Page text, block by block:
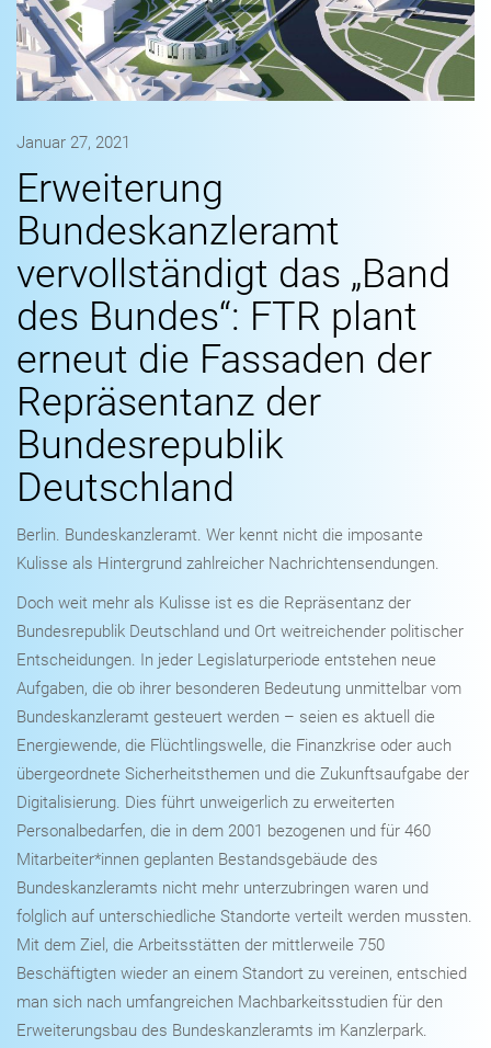
Januar 27, 2021
Erweiterung
Bundeskanzleramt
vervollständigt das „Band
des Bundes“: FTR plant
erneut die Fassaden der
Repräsentanz der
Bundesrepublik
Deutschland
Berlin. Bundeskanzleramt. Wer kennt nicht die imposante
Kulisse als Hintergrund zahlreicher Nachrichtensendungen.
Doch weit mehr als Kulisse ist es die Repräsentanz der
Bundesrepublik Deutschland und Ort weitreichender politischer
Entscheidungen. In jeder Legislaturperiode entstehen neue
Aufgaben, die ob ihrer besonderen Bedeutung unmittelbar vom
Bundeskanzleramt gesteuert werden – seien es aktuell die
Energiewende, die Flüchtlingswelle, die Finanzkrise oder auch
übergeordnete Sicherheitsthemen und die Zukunftsaufgabe der
Digitalisierung. Dies führt unweigerlich zu erweiterten
Personalbedarfen, die in dem 2001 bezogenen und für 460
Mitarbeiter*innen geplanten Bestandsgebäude des
Bundeskanzleramts nicht mehr unterzubringen waren und
folglich auf unterschiedliche Standorte verteilt werden mussten.
Mit dem Ziel, die Arbeitsstätten der mittlerweile 750
Beschäftigten wieder an einem Standort zu vereinen, entschied
man sich nach umfangreichen Machbarkeitsstudien für den
Erweiterungsbau des Bundeskanzleramts im Kanzlerpark.